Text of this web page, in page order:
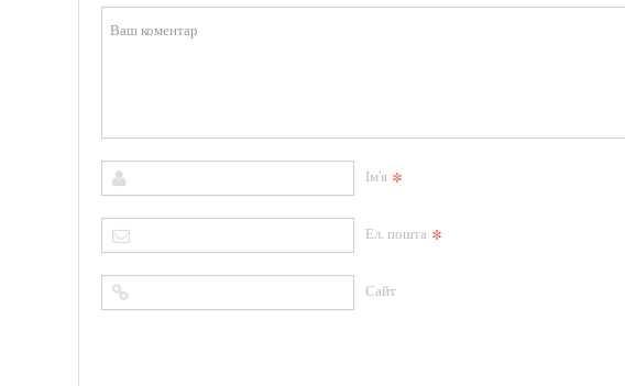
Ім'я *
Ел. пошта *
Сайт